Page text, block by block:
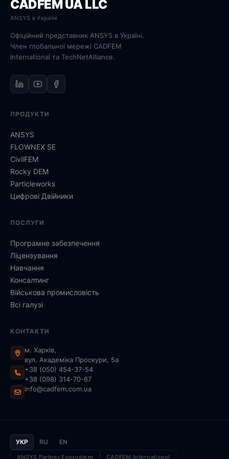
CADFEM UA LLC
ANSYS в Україні
Офіційний представник ANSYS в Україні.
Член глобальної мережі CADFEM
International та TechNetAlliance.
ПРОДУКТИ
ANSYS
FLOWNEX SE
CivilFEM
Rocky DEM
Particleworks
Цифрові Двійники
ПОСЛУГИ
Програмне забезпечення
Ліцензування
Навчання
Консалтинг
Військова промисловість
Всі галузі
КОНТАКТИ
м. Харків,
вул. Академіка Проскури, 5а
+38 (050) 454-37-54
+38 (098) 314-70-67
info@cadfem.com.ua
УКР RU EN
ANSYS Partner Ecosystem CADFEM International